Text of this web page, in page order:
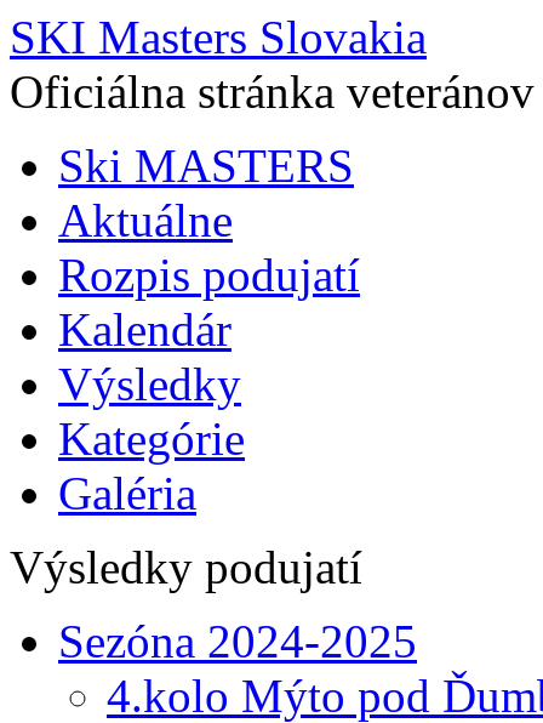
SKI Masters Slovakia
Oficiálna stránka
Ski MASTERS
Aktuálne
Rozpis podujatí
Kalendár
Výsledky
Kategórie
Galéria
Výsledky podujatí
Sezóna 2024-2025
4.kolo Mýto pod